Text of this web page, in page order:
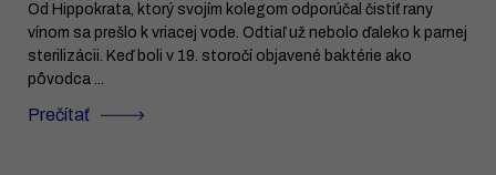
Od Hippokrata, ktorý svojím kolegom odporúčal čistiť rany
vínom sa prešlo k vriacej vode. Odtiaľ už nebolo ďaleko k parnej
sterilizácii. Keď boli v 19. storočí objavené baktérie ako
pôvodca ...
Prečítať